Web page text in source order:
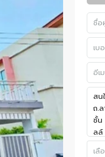
เลื